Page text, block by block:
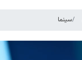
سینما